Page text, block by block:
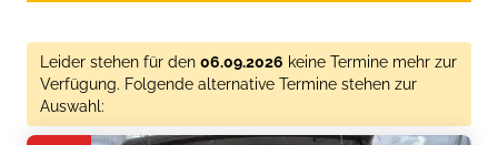
Leider stehen für den 06.09.2026 keine Termine mehr zur
Verfügung. Folgende alternative Termine stehen zur
Auswahl: